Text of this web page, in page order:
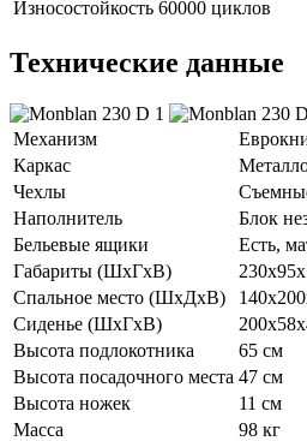
Износостойкость 60000 циклов
Технические данные
Механизм
Каркас
Чехлы
Наполнитель
Блок
Бельевые ящики
Есть,
Габариты (ШхГхВ)
Спальное место (ШхДхВ)
Сиденье (ШхГхВ)
Высота подлокотника
65 см
Высота посадочного места 47 см
Высота ножек
11 см
Масса
98 кг